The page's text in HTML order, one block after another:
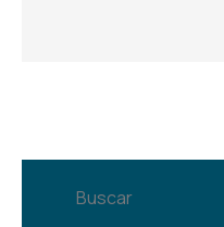
Buscar